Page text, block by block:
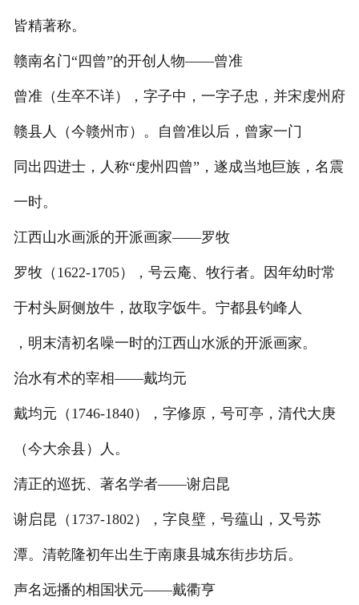
皆精著称。
赣南名门“四曾”的开创人物——曾准
曾准（生卒不详），字子中，一字子忠，并宋虔州府
赣县人（今赣州市）。自曾准以后，曾家一门
同出四进士，人称“虔州四曾”，遂成当地巨族，名震
一时。
江西山水画派的开派画家——罗牧
罗牧（1622-1705），号云庵、牧行者。因年幼时常
于村头厨侧放牛，故取字饭牛。宁都县钓峰人
，明末清初名噪一时的江西山水派的开派画家。
治水有术的宰相——戴均元
戴均元（1746-1840），字修原，号可亭，清代大庚
（今大余县）人。
清正的巡抚、著名学者——谢启昆
谢启昆（1737-1802），字良壁，号蕴山，又号苏
潭。清乾隆初年出生于南康县城东街步坊后。
声名远播的相国状元——戴衢亨